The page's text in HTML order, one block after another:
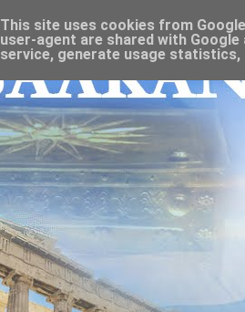
This site uses cookies from
user-agent are shared with
service, generate usage statistics,